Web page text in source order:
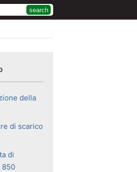
della
di scarico
di
850